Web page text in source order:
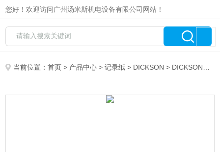
您好！欢迎访问广州汤米斯机电设备有限公司网站！
当前位置：首页 > 产品中心 >记录纸 > DICKSON > DICKSON记录纸C312